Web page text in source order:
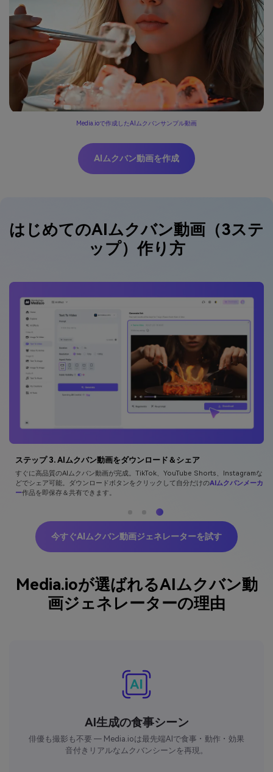
Media.ioで作成したAIムクバンサンプル動画
AIムクバン動画を作成
はじめてのAIムクバン動画（3ステ
ップ）作り方
ステップ 3. AIムクバン動画をダウンロード＆シェア
すぐに高品質のAIムクバン動画が完成。TikTok、YouTube Shorts、Instagramな
どでシェア可能。ダウンロードボタンをクリックして自分だけのAIムクバンメーカ
ー作品を即保存＆共有できます。
今すぐAIムクバン動画ジェネレーターを試す
Media.ioが選ばれるAIムクバン動
画ジェネレーターの理由
AI生成の食事シーン
俳優も撮影も不要 ― Media.ioは最先端AIで食事・動作・効果
音付きリアルなムクバンシーンを再現。